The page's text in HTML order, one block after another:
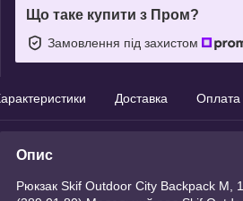
Що таке купити з Пром?
Замовлення під захистом
Доставка Оплата
Опис
Рюкзак Skif Outdoor City Backpack M,